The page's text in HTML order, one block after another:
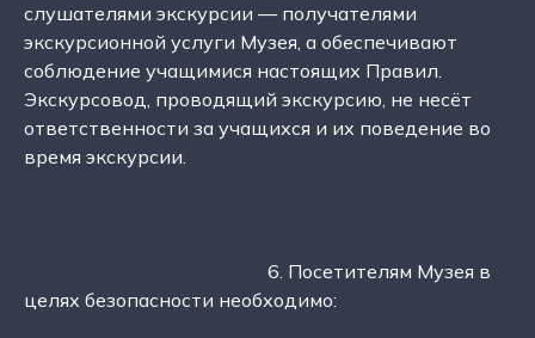
слушателями экскурсии — получателями
экскурсионной услуги Музея, а обеспечивают
соблюдение учащимися настоящих Правил.
Экскурсовод, проводящий экскурсию, не несёт
ответственности за учащихся и их поведение во
время экскурсии.
6. Посетителям Музея в
целях безопасности необходимо: